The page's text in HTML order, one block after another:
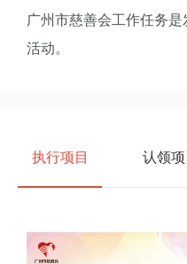
广州市慈善会工作任务
活动。
执行项目 认领项